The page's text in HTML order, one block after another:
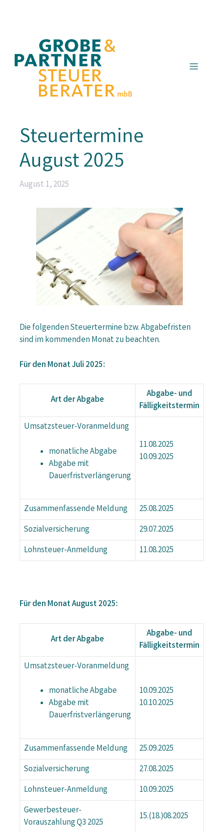
Menü
Steuertermine
August 2025
August 1, 2025
Die folgenden Steuertermine bzw. Abgabefristen
sind im kommenden Monat zu beachten.
Für den Monat Juli 2025:
Art der Abgabe
Abgabe- und
Fälligkeitstermin
Umsatzsteuer-Voranmeldung
monatliche Abgabe
Abgabe mit
Dauerfristverlängerung
11.08.2025
10.09.2025
Zusammenfassende Meldung
25.08.2025
Sozialversicherung
29.07.2025
Lohnsteuer-Anmeldung
11.08.2025
Für den Monat August 2025:
Art der Abgabe
Abgabe- und
Fälligkeitstermin
Umsatzsteuer-Voranmeldung
monatliche Abgabe
Abgabe mit
Dauerfristverlängerung
10.09.2025
10.10.2025
Zusammenfassende Meldung
25.09.2025
Sozialversicherung
27.08.2025
Lohnsteuer-Anmeldung
10.09.2025
Gewerbesteuer-
Vorauszahlung Q3 2025
15.(18.)08.2025